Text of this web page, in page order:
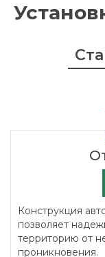
Конструкция
позволяет
территорию от
проникновения.